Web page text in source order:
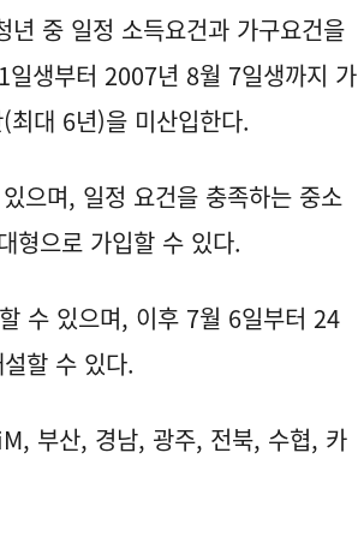
중 일정 소득요건과 가구요건을
생부터 2007년 8월 7일생까지 가
대 6년)을 미산입한다.
으며, 일정 요건을 충족하는 중소
형으로 가입할 수 있다.
수 있으며, 이후 7월 6일부터 24
할 수 있다.
부산, 경남, 광주, 전북, 수협, 카